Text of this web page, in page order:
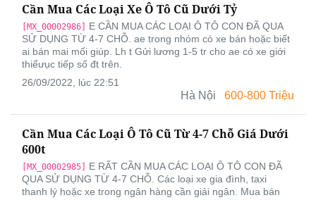
Cần Mua Các Loại Xe Ô Tô Cũ Dưới Tỷ
[MX_00002986] E CẦN MUA CÁC LOẠI Ô TÔ CON ĐÃ QUA
SỬ DỤNG TỪ 4-7 CHỖ. ae trong nhóm có xe bán hoặc biết
ai bán mai mối giúp. Lh t Gửi lương 1-5 tr cho ae có xe giới
thiểưục tiếp số đt trên.
26/09/2022, lúc 22:51
Hà Nội 600-800 Triệu
Cần Mua Các Loại Ô Tô Cũ Từ 4-7 Chỗ Giá Dưới
600t
[MX_00002985] E RẤT CẦN MUA CÁC LOẠI Ô TÔ CON ĐÃ
QUA SỬ DỤNG TỪ 4-7 CHỖ. Các loại xe gia đình, taxi
thanh lý hoặc xe trong ngân hàng cần giải ngân. Mua bán